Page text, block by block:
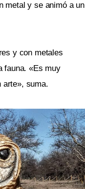
metal y se animó a un
y con metales
fauna.«Es muy
arte», suma.